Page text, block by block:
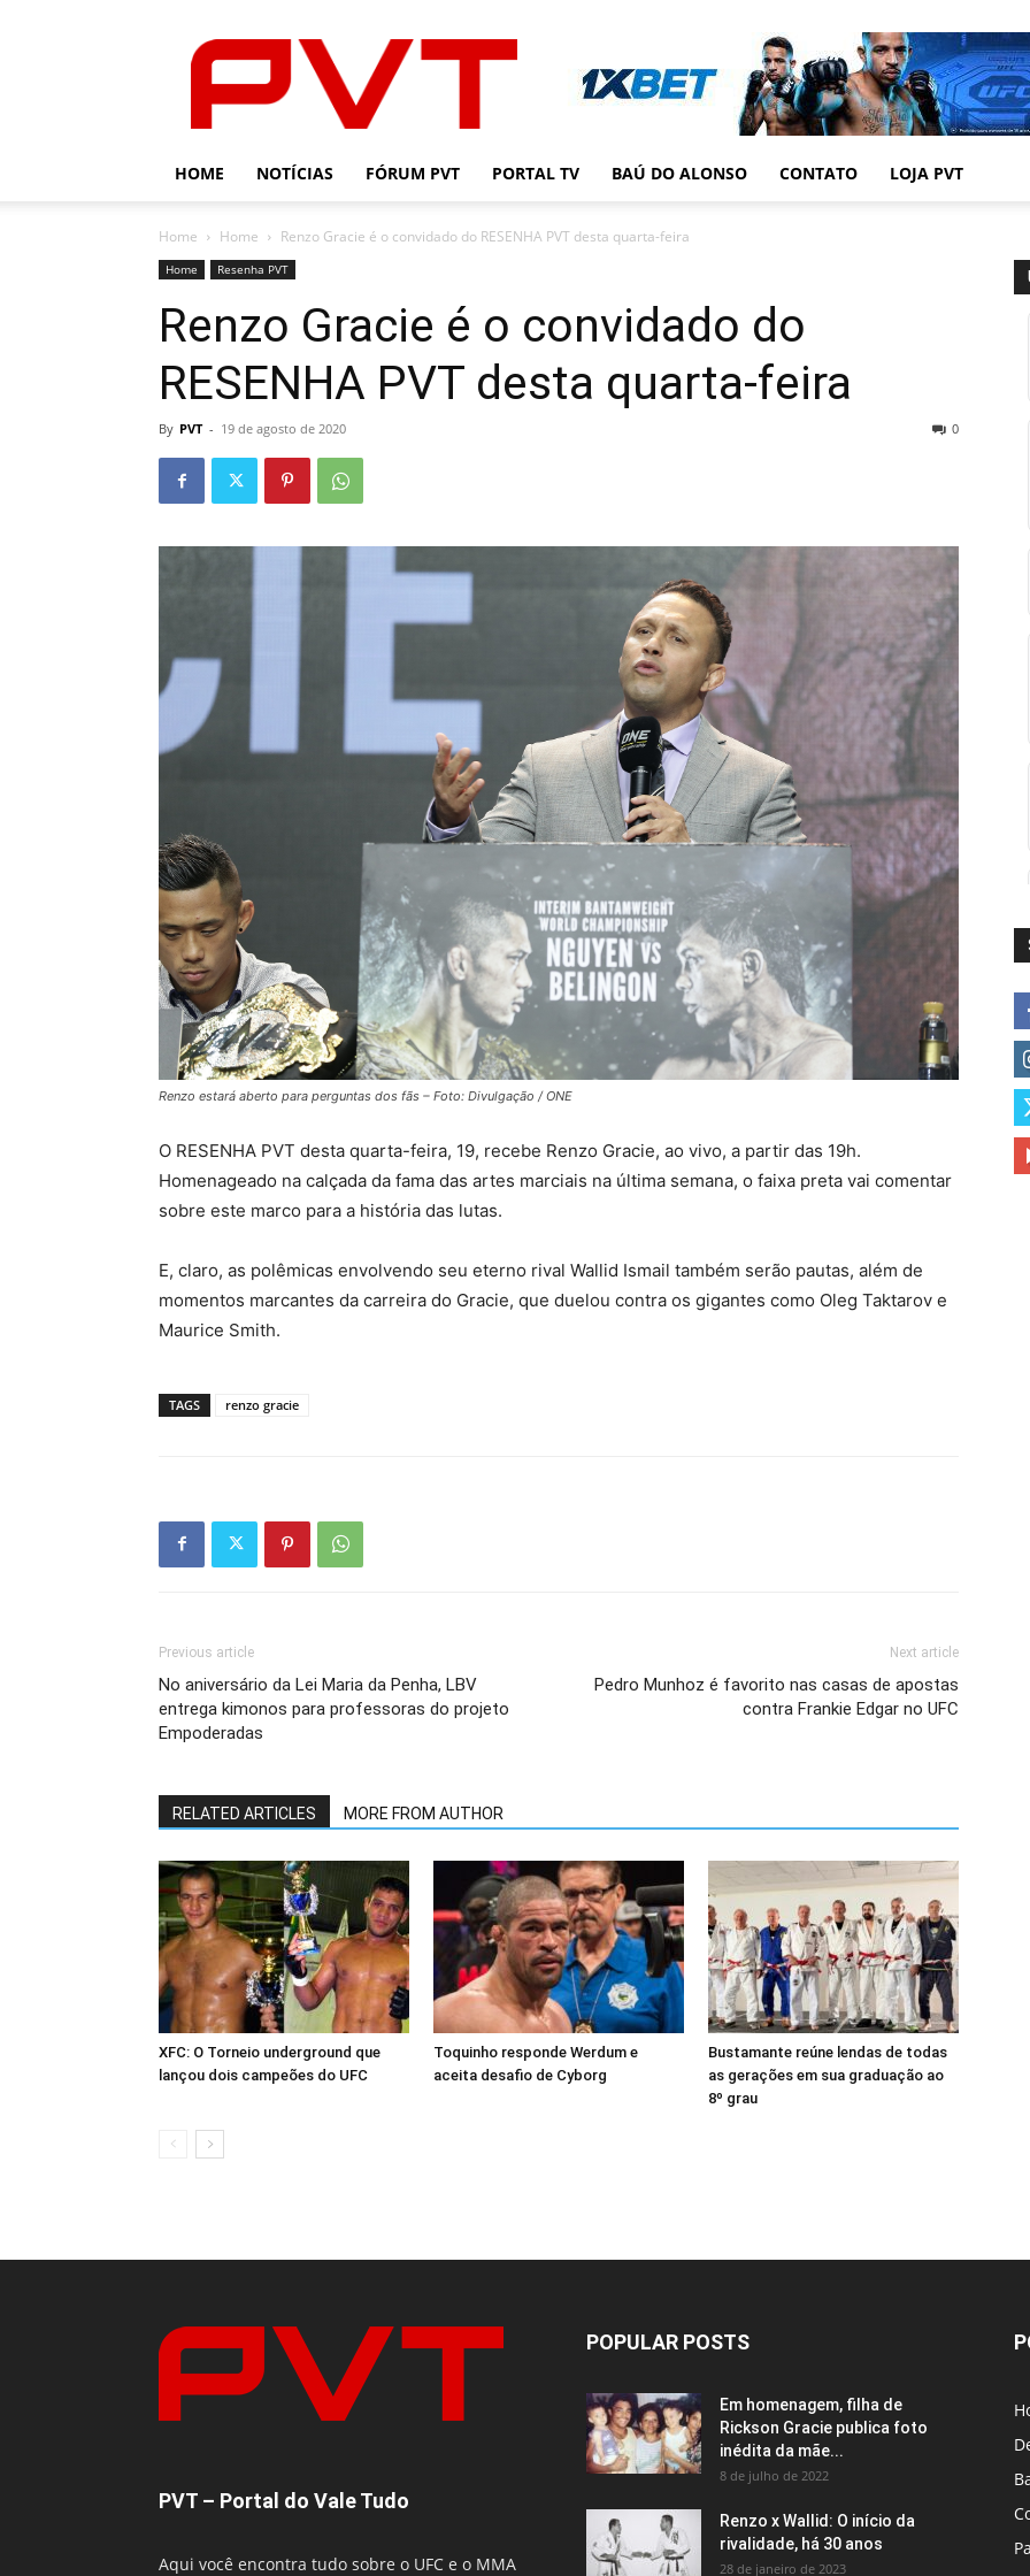
HOME NOTÍCIAS FÓRUM PVT PORTAL TV BAÚ DO ALONSO CONTATO LOJA PVT
Home Home Renzo Gracie é o convidado do RESENHA PVT desta quarta-feira
Home Resenha PVT
Renzo Gracie é o convidado do
RESENHA PVT desta quarta-feira
By PVT - 19 de agosto de 2020 0
Renzo estará aberto para perguntas dos fãs – Foto: Divulgação / ONE
O RESENHA PVT desta quarta-feira, 19, recebe Renzo Gracie, ao vivo, a partir das 19h.
Homenageado na calçada da fama das artes marciais na última semana, o faixa preta vai comentar
sobre este marco para a história das lutas.
E, claro, as polêmicas envolvendo seu eterno rival Wallid Ismail também serão pautas, além de
momentos marcantes da carreira do Gracie, que duelou contra os gigantes como Oleg Taktarov e
Maurice Smith.
TAGS renzo gracie
Previous article
No aniversário da Lei Maria da Penha, LBV
entrega kimonos para professoras do projeto
Empoderadas
Next article
Pedro Munhoz é favorito nas casas de apostas
contra Frankie Edgar no UFC
RELATED ARTICLES MORE FROM AUTHOR
XFC: O Torneio underground que
lançou dois campeões do UFC
Toquinho responde Werdum e
aceita desafio de Cyborg
Bustamante reúne lendas de todas
as gerações em sua graduação ao
8º grau
PVT – Portal do Vale Tudo
Aqui você encontra tudo sobre o UFC e o MMA
POPULAR POSTS
Em homenagem, filha de
Rickson Gracie publica foto
inédita da mãe...
8 de julho de 2022
Renzo x Wallid: O início da
rivalidade, há 30 anos
28 de janeiro de 2023